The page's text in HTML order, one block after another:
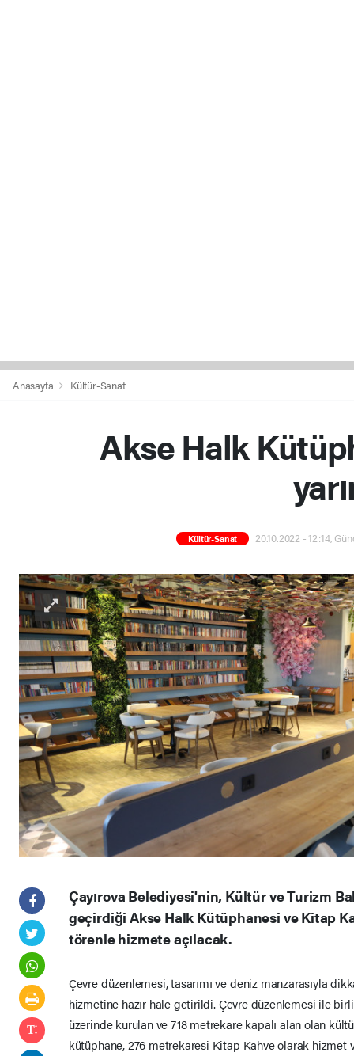
Anasayfa Kültür-Sanat
Akse Halk
Kültür-Sanat 20.10.2022 - 12:14,
Çayırova Belediyesi'nin, Kültür ve Turizm
geçirdiği Akse Halk Kütüphanesi ve Kitap
törenle hizmete açılacak.
Çevre düzenlemesi, tasarımı ve deniz manzarasıyla
hizmetine hazır hale getirildi. Çevre düzenlemesi ile
üzerinde kurulan ve 718 metrekare kapalı alan olan
kütüphane, 276 metrekaresi Kitap Kahve olarak hizmet